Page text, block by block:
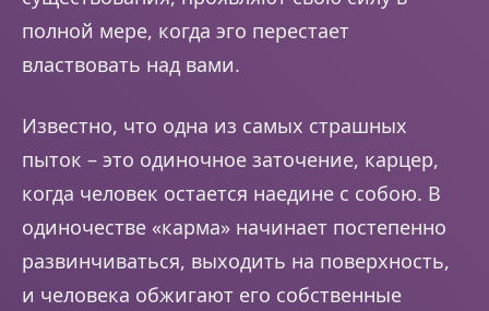
полной мере, когда эго перестает
властвовать над вами.
Известно, что одна из самых страшных
пыток – это одиночное заточение, карцер,
когда человек остается наедине с собою. В
одиночестве «карма» начинает постепенно
развинчиваться, выходить на поверхность,
и человека обжигают его собственные